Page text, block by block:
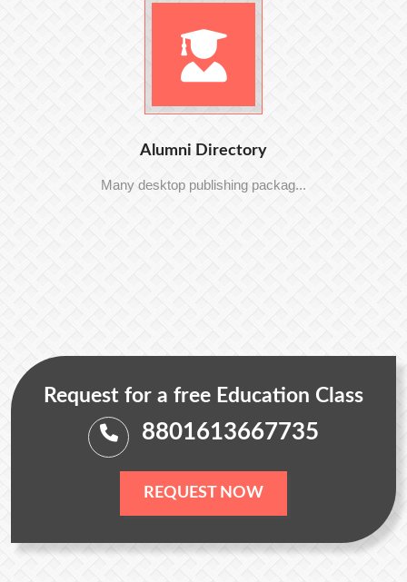
Alumni Directory
Many desktop publishing packag...
Request for a free Education Class
8801613667735
REQUEST NOW